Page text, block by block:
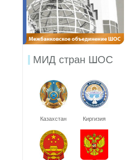
МИД стран ШОС
Казахстан Киргизия